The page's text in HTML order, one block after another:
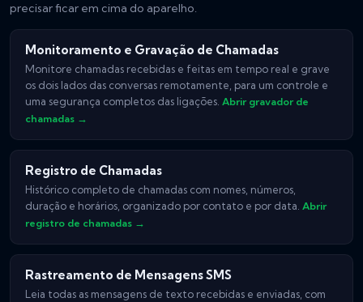
precisar ficar em cima do aparelho.
Monitoramento e Gravação de Chamadas
Monitore chamadas recebidas e feitas em tempo real e grave
os dois lados das conversas remotamente, para um controle e
uma segurança completos das ligações. Abrir gravador de
chamadas →
Registro de Chamadas
Histórico completo de chamadas com nomes, números,
duração e horários, organizado por contato e por data. Abrir
registro de chamadas →
Rastreamento de Mensagens SMS
Leia todas as mensagens de texto recebidas e enviadas, com